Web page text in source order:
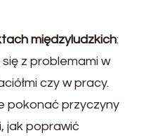
międzyludzkich:
z problemami w
czy w pracy.
pokonać przyczyny
jak poprawić